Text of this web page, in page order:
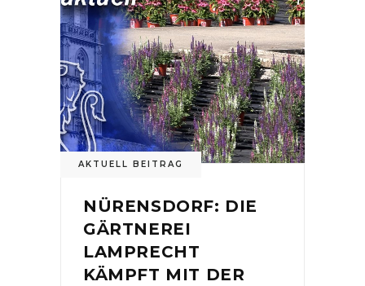
AKTUELL BEITRAG
NÜRENSDORF: DIE
GÄRTNEREI
LAMPRECHT
KÄMPFT MIT DER